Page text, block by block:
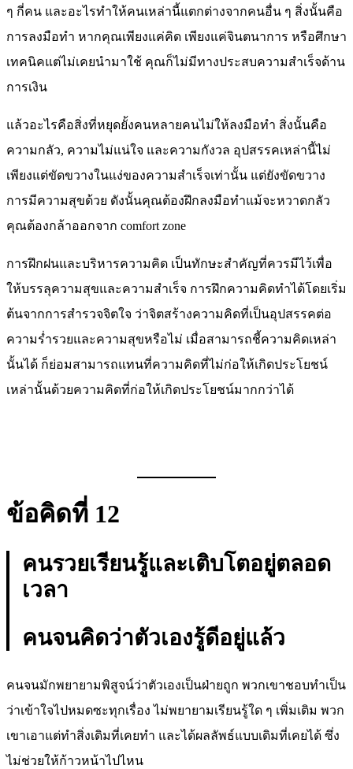
ๆ กี่คน และอะไรทำให้คนเหล่านี้แตกต่างจากคนอื่น ๆ สิ่งนั้นคือ
การลงมือทำ หากคุณเพียงแค่คิด เพียงแค่จินตนาการ หรือศึกษา
เทคนิคแต่ไม่เคยนำมาใช้ คุณก็ไม่มีทางประสบความสำเร็จด้าน
การเงิน
แล้วอะไรคือสิ่งที่หยุดยั้งคนหลายคนไม่ให้ลงมือทำ สิ่งนั้นคือ
ความกลัว, ความไม่แน่ใจ และความกังวล อุปสรรคเหล่านี้ไม่
เพียงแต่ขัดขวางในแง่ของความสำเร็จเท่านั้น แต่ยังขัดขวาง
การมีความสุขด้วย ดังนั้นคุณต้องฝึกลงมือทำแม้จะหวาดกลัว
คุณต้องกล้าออกจาก comfort zone
การฝึกฝนและบริหารความคิด เป็นทักษะสำคัญที่ควรมีไว้เพื่อ
ให้บรรลุความสุขและความสำเร็จ การฝึกความคิดทำได้โดยเริ่ม
ต้นจากการสำรวจจิตใจ ว่าจิตสร้างความคิดที่เป็นอุปสรรคต่อ
ความร่ำรวยและความสุขหรือไม่ เมื่อสามารถชี้ความคิดเหล่า
นั้นได้ ก็ย่อมสามารถแทนที่ความคิดที่ไม่ก่อให้เกิดประโยชน์
เหล่านั้นด้วยความคิดที่ก่อให้เกิดประโยชน์มากกว่าได้
ข้อคิดที่ 12
คนรวยเรียนรู้และเติบโตอยู่ตลอด
เวลา
คนจนคิดว่าตัวเองรู้ดีอยู่แล้ว
คนจนมักพยายามพิสูจน์ว่าตัวเองเป็นฝ่ายถูก พวกเขาชอบทำเป็น
ว่าเข้าใจไปหมดซะทุกเรื่อง ไม่พยายามเรียนรู้ใด ๆ เพิ่มเติม พวก
เขาเอาแต่ทำสิ่งเดิมที่เคยทำ และได้ผลลัพธ์แบบเดิมที่เคยได้ ซึ่ง
ไม่ช่วยให้ก้าวหน้าไปไหน